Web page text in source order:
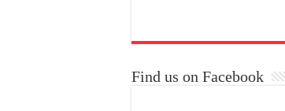
Find us on Facebook